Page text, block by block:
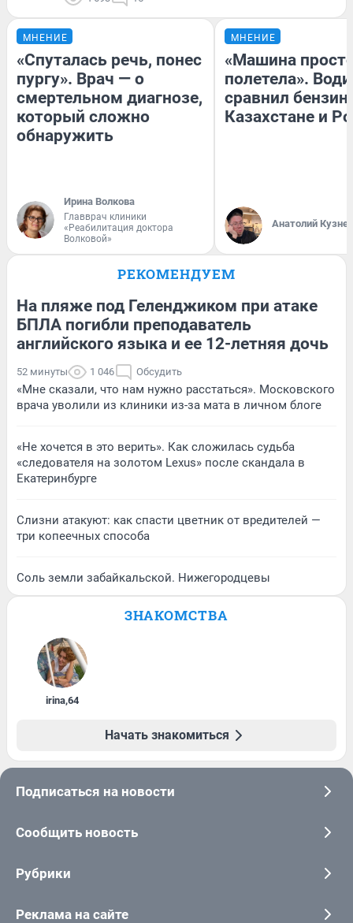
МНЕНИЕ
«Спуталась речь, понес
пургу». Врач — о
смертельном диагнозе,
который сложно
обнаружить
Ирина Волкова
Главврач клиники
«Реабилитация доктора
Волковой»
МНЕНИЕ
«Машина
полетела».
сравнил бензин
Казахстане и
Анатолий
РЕКОМЕНДУЕМ
На пляже под Геленджиком при атаке
БПЛА погибли преподаватель
английского языка и ее 12-летняя дочь
52 минуты 1 046 Обсудить
«Мне сказали, что нам нужно расстаться». Московского
врача уволили из клиники из-за мата в личном блоге
«Не хочется в это верить». Как сложилась судьба
«следователя на золотом Lexus» после скандала в
Екатеринбурге
Слизни атакуют: как спасти цветник от вредителей —
три копеечных способа
Соль земли забайкальской. Нижегородцевы
ЗНАКОМСТВА
irina,64
Начать знакомиться
Подписаться на новости
Сообщить новость
Рубрики
Реклама на сайте